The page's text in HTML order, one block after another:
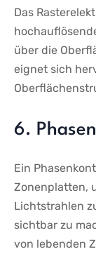
Das
über die
eignet sich
6.
Ein⁣
Zonenplatten,
⁣Lichtstrahlen
sichtbar zu
von lebenden